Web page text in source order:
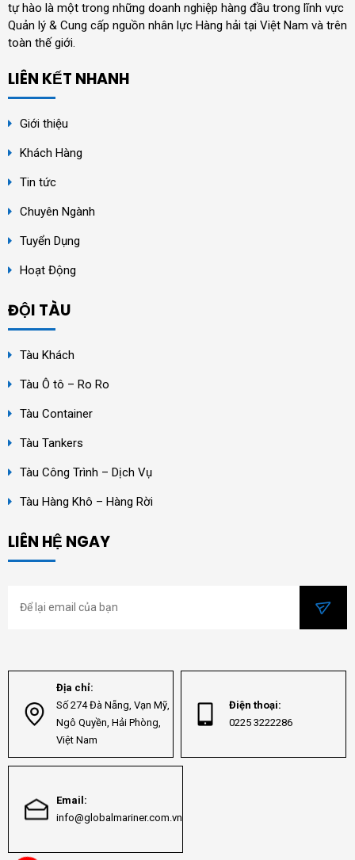
tự hào là một trong những doanh nghiệp hàng đầu trong lĩnh vực
Quản lý & Cung cấp nguồn nhân lực Hàng hải tại Việt Nam và trên
toàn thế giới.
LIÊN KẾT NHANH
Giới thiệu
Khách Hàng
Tin tức
Chuyên Ngành
Tuyển Dụng
Hoạt Động
ĐỘI TÀU
Tàu Khách
Tàu Ô tô – Ro Ro
Tàu Container
Tàu Tankers
Tàu Công Trình – Dịch Vụ
Tàu Hàng Khô – Hàng Rời
LIÊN HỆ NGAY
Địa chỉ:
Số 274 Đà Nẵng, Vạn Mỹ,
Ngô Quyền, Hải Phòng,
Việt Nam
Điện thoại:
0225 3222286
Email:
info@globalmariner.com.vn